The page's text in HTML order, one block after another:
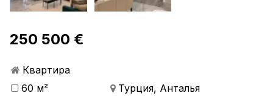
250 500 €
Квартира
60 м²
Турция, Анталья